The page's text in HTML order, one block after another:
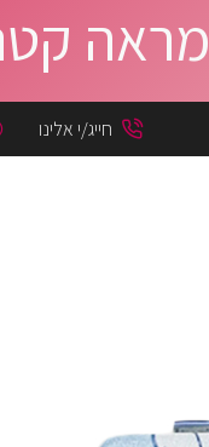
מראה
חייג/י אלינו